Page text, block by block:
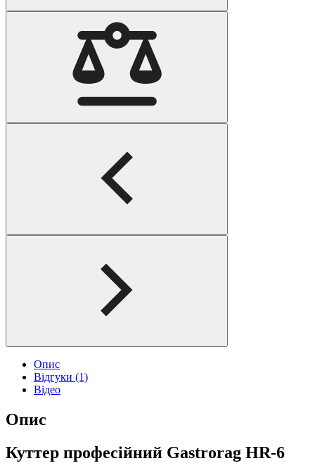
Опис
Відгуки (1)
Відео
Опис
Куттер професійний Gastrorag HR-6